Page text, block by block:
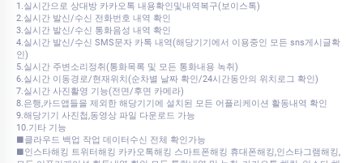
1.실시간으로 상대방 카카오톡 내용확인및내역복구(보이스톡)
2.실시간 발신/수신 전화번호 내역 확인
3.실시간 발신/수신 통화음성 내역 확인
4.실시간 발신/수신 SMS문자 카톡 내역(해당기기에서 이용중인 모든 sns게시글확
인)
5.실시간 주변소리정취(통화목록 및 모든 통화내용 녹취)
6.실시간 이동경로/현재위치(순차별 날짜 확인/24시간동안의 위치로그 확인)
7.실시간 사진활영 기능(전면/후면 카메라)
8.은행,카드앱들을 제외한 해당기기에 설치된 모든 어플리케이션 활동내역 확인
9.해당기기 사진첩,동영상 파일 다운로드 가능
10.기타 기능
■클라우드 백업 작업 데이터수신 전체 확인가능
■인스타해킹 트위터해킹 카카오톡해킹 스마트폰해킹 휴대폰해킹,인스타그램해킹,